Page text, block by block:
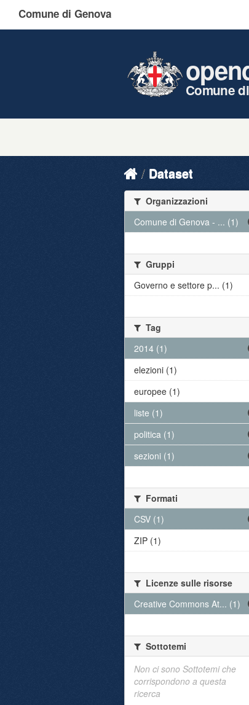
Comune di Genova
Comune
Dataset
Organizzazioni
Comune di Genova - ... (1)
Gruppi
Governo e settore p... (1)
Tag
2014 (1)
elezioni (1)
europee (1)
liste (1)
politica (1)
sezioni (1)
Formati
CSV (1)
ZIP (1)
Licenze sulle risorse
Creative Commons At... (1)
Sottotemi
Non ci sono Sottotemi che
corrispondono a questa
ricerca